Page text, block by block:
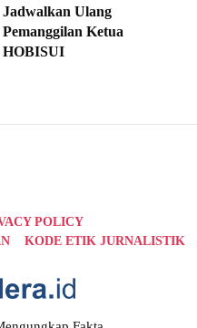
Jadwalkan Ulang
Pemanggilan Ketua
HOBISUI
POLICY
KODE ETIK JURNALISTIK